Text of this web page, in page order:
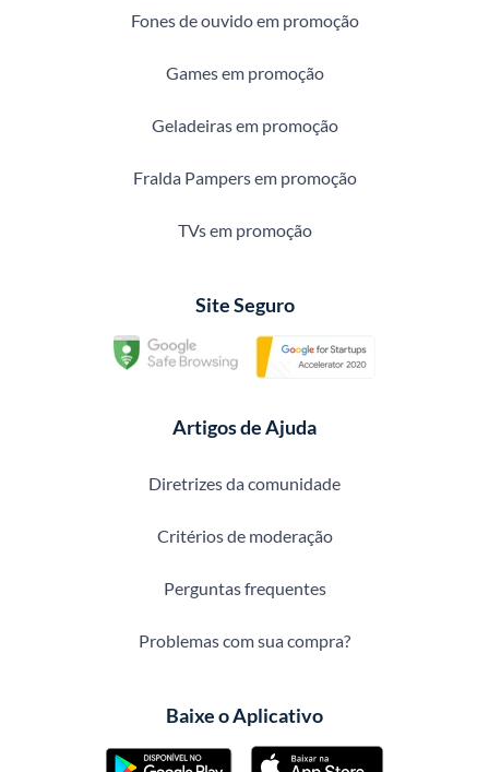
Fones de ouvido em promoção
Games em promoção
Geladeiras em promoção
Fralda Pampers em promoção
TVs em promoção
Site Seguro
Artigos de Ajuda
Diretrizes da comunidade
Critérios de moderação
Perguntas frequentes
Problemas com sua compra?
Baixe o Aplicativo